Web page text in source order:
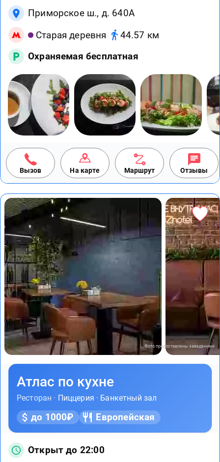
Приморское ш., д. 640А
Старая деревня
44.57 км
Охраняемая бесплатная
Вызов На карте Маршрут Отзывы
Фото предоставлены заведением
Атлас по кухне
Ресторан · Пиццерия · Банкетный зал
до 1000₽ Европейская
Открыт до 22:00